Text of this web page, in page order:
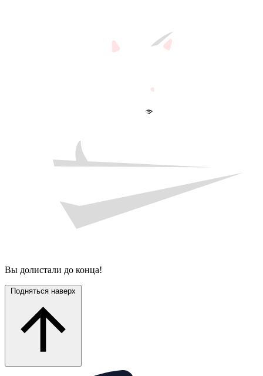
Вы долистали до конца!